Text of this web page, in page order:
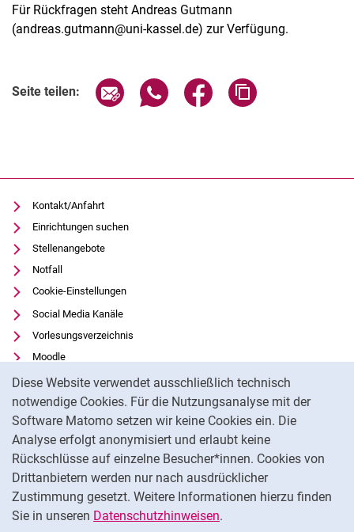
Diese Website verwendet ausschließlich technisch
notwendige Cookies. Für die Nutzungsanalyse mit der
Software Matomo setzen wir keine Cookies ein. Die
Analyse erfolgt anonymisiert und erlaubt keine
Rückschlüsse auf einzelne Besucher*innen. Cookies von
Drittanbietern werden nur nach ausdrücklicher
Zustimmung gesetzt. Weitere Informationen hierzu finden
Sie in unseren Datenschutzhinweisen.
Für Rückfragen steht Andreas Gutmann
(andreas.gutmann@uni-kassel.de) zur Verfügung.
Seite teilen: Seite über E-Mail teilen
Seite über WhatsApp teilen
Seite über Facebook
Kontakt/Anfahrt
Einrichtungen suchen
Stellenangebote
Notfall
Cookie-Einstellungen
Social Media Kanäle
Vorlesungsverzeichnis
Moodle
Panopto
Universitätsbibliothek
Datenschutz
Barrierefreiheit
Transparenter KI-Einsatz